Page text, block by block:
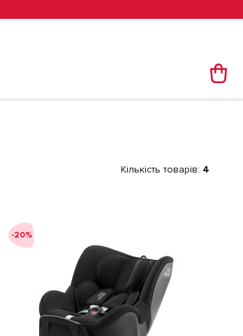
Кількість товарів: 4
-20%